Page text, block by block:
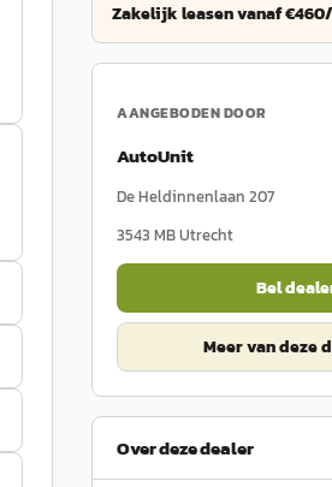
Zakelijk leasen vanaf
AANGEBODEN DOOR
AutoUnit
De Heldinnenlaan 207
3543 MBUtrecht
Bel
Meer van deze
Over deze dealer